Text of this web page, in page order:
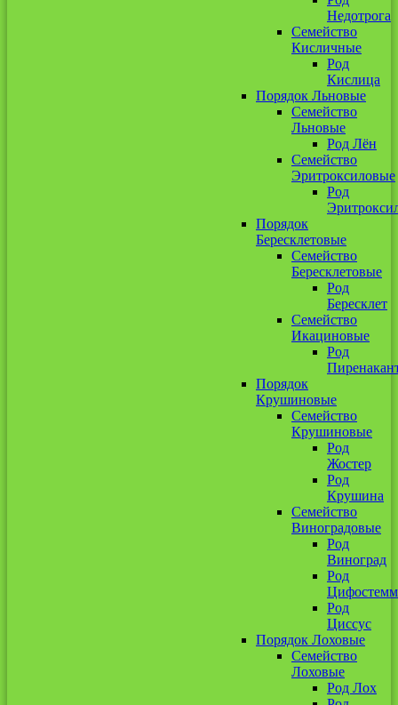
Недотрога
Семейство
Кисличные
Род
Кислица
Порядок Льновые
Семейство
Льновые
Род Лён
Семейство
Эритроксиловые
Род
Порядок
Бересклетовые
Семейство
Бересклетовые
Род
Бересклет
Семейство
Икациновые
Род
Порядок
Крушиновые
Семейство
Крушиновые
Род
Жостер
Род
Крушина
Семейство
Виноградовые
Род
Виноград
Род
Род
Циссус
Порядок Лоховые
Семейство
Лоховые
Род Лох